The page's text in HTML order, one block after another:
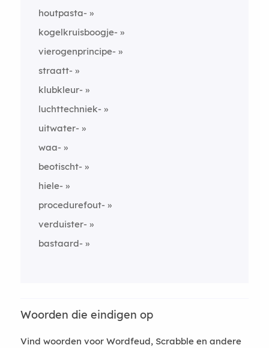
houtpasta-
kogelkruisboogje-
vierogenprincipe-
straatt-
klubkleur-
luchttechniek-
uitwater-
waa-
beotischt-
hiele-
procedurefout-
verduister-
bastaard-
Woorden die eindigen op
Vind woorden voor Wordfeud, Scrabble en andere